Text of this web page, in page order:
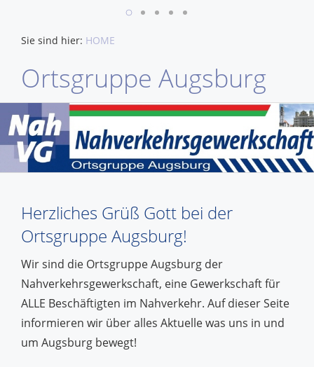
Sie sind hier: HOME
Ortsgruppe Augsburg
Herzliches Grüß Gott bei der
Ortsgruppe Augsburg!
Wir sind die Ortsgruppe Augsburg der
Nahverkehrsgewerkschaft, eine Gewerkschaft für
ALLE Beschäftigten im Nahverkehr. Auf dieser Seite
informieren wir über alles Aktuelle was uns in und
um Augsburg bewegt!